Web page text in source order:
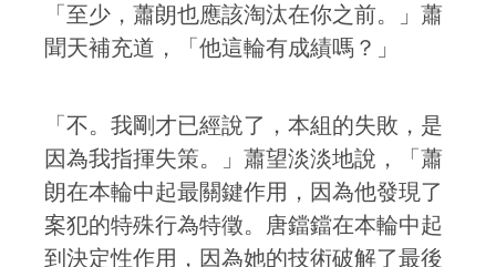
「至少，蕭朗也應該淘汰在你之前。」蕭
聞天補充道，「他這輪有成績嗎？」
「不。我剛才已經說了，本組的失敗，是
因為我指揮失策。」蕭望淡淡地說，「蕭
朗在本輪中起最關鍵作用，因為他發現了
案犯的特殊行為特徵。唐鐺鐺在本輪中起
到決定性作用，因為她的技術破解了最後